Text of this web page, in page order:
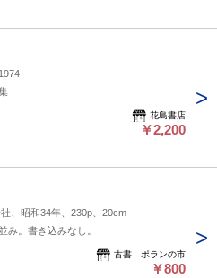
花島書店
￥2,200
、昭和34年、230p、20cm
み。書き込みなし。
古書 ポランの市
￥800